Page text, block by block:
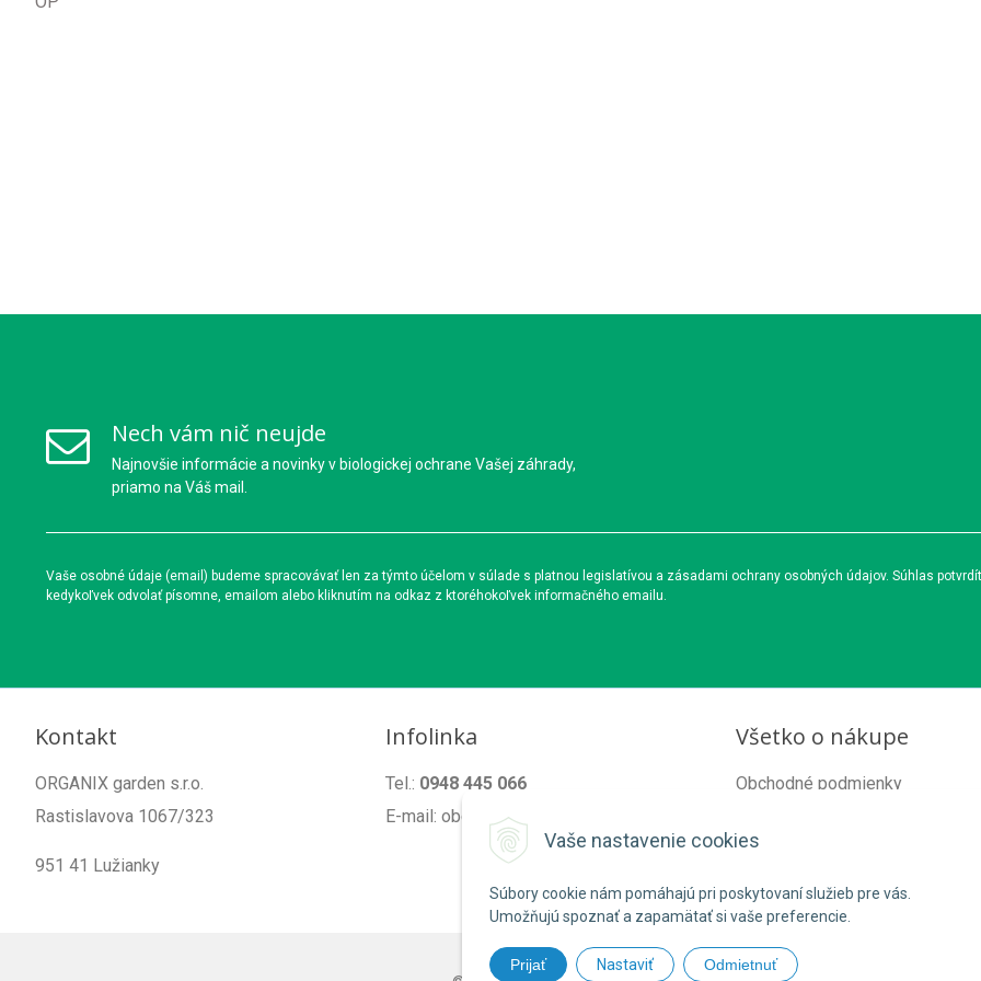
Vaše nastavenie cookies
Súbory cookie nám pomáhajú pri poskytovaní služieb pre vás.
Umožňujú spoznať a zapamätať si vaše preferencie.
Prijať Nastaviť Odmietnuť
Nech vám nič neujde
Najnovšie informácie a novinky v biologickej ochrane Vašej záhrady,
priamo na Váš mail.
Vaše osobné údaje (email) budeme spracovávať len za týmto účelom v súlade s platnou legislatívou a zásadami ochrany osobných údajov. Súhlas
kedykoľvek odvolať písomne, emailom alebo kliknutím na odkaz z ktoréhokoľvek informačného emailu.
Kontakt
ORGANIX garden s.r.o.
Rastislavova 1067/323
951 41 Lužianky
Infolinka
Tel.: 0948 445 066
E-mail: obchod@organixgarden.sk
Všetko o nákupe
Obchodné podmienky